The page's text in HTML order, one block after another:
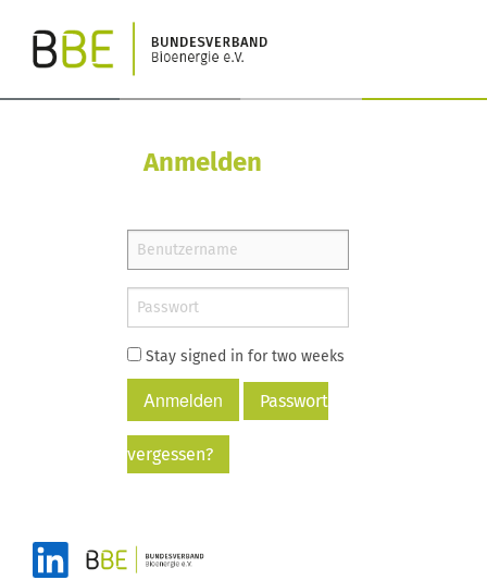
Anmelden
Stay signed in for two weeks
Anmelden Passwort
vergessen?